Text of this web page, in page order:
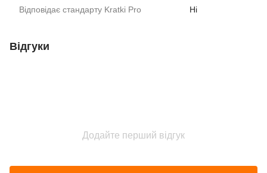
Відповідає стандарту Kratki Pro Ні
Відгуки
Додайте перший відгук